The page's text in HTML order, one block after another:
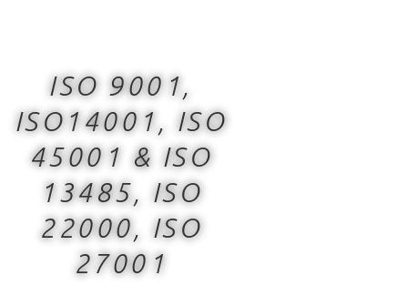
ISO 9001,
ISO14001, ISO
45001 & ISO
13485, ISO
22000, ISO
27001